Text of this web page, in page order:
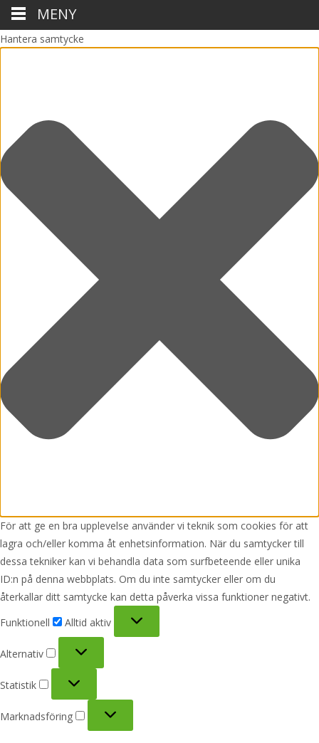
Hantera samtycke
För att ge en bra upplevelse använder vi teknik som cookies för att
lagra och/eller komma åt enhetsinformation. När du samtycker till
dessa tekniker kan vi behandla data som surfbeteende eller unika
ID:n på denna webbplats. Om du inte samtycker eller om du
återkallar ditt samtycke kan detta påverka vissa funktioner negativt.
Funktionell
Alltid aktiv
Alternativ
Statistik
Marknadsföring
MENY